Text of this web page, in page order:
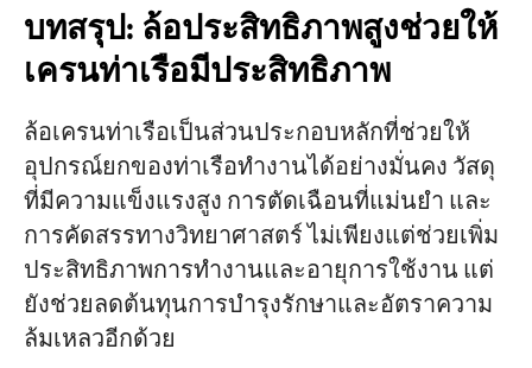
บทสรุป: ล้อประสิทธิภาพสูงช่วยให้
เครนท่าเรือมีประสิทธิภาพ
ล้อเครนท่าเรือเป็นส่วนประกอบหลักที่ช่วยให้
อุปกรณ์ยกของท่าเรือทำงานได้อย่างมั่นคง วัสดุ
ที่มีความแข็งแรงสูง การตัดเฉือนที่แม่นยำ และ
การคัดสรรทางวิทยาศาสตร์ ไม่เพียงแต่ช่วยเพิ่ม
ประสิทธิภาพการทำงานและอายุการใช้งาน แต่
ยังช่วยลดต้นทุนการบำรุงรักษาและอัตราความ
ล้มเหลวอีกด้วย